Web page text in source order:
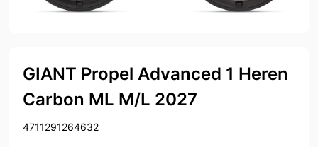
GIANT Propel Advanced 1 Heren
Carbon ML M/L 2027
4711291264632